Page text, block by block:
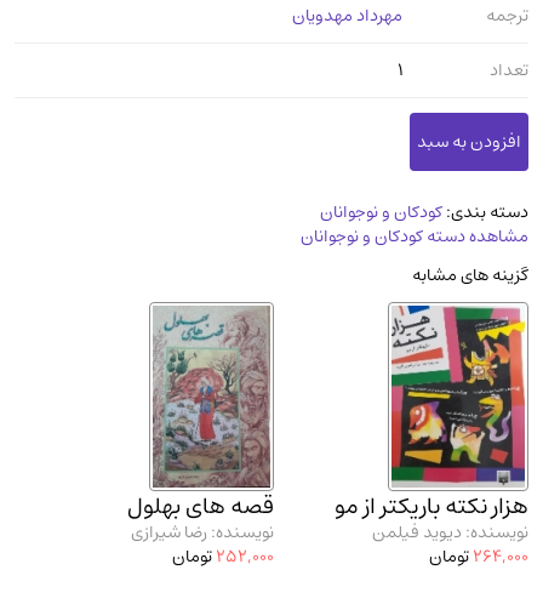
طراحی هنر و نقاشی و مجسمه سازی
زندگینامه شهدا(9)
جغرافیا(9)
استخدامی و کاریابی دولتی و خصوصی.سوالـات
و آزمونها(2)
آموزشی و کنکوری
مدرسان شریف و انتشارت ارشد کتاب‌های..
دانشگاه پیامـ نور(10)
ترجمه
مهرداد مهدویان
تعداد
1
دسته بندی:کودکان و نوجوانان
مشاهده دسته کودکان و نوجوانان
گزینه های مشابه
هزار نکته باریکتر از مو
نویسنده: دیوید فیلمن
264,000تومان
قصه های بهلول
نویسنده: رضا شیرازی
252,000تومان